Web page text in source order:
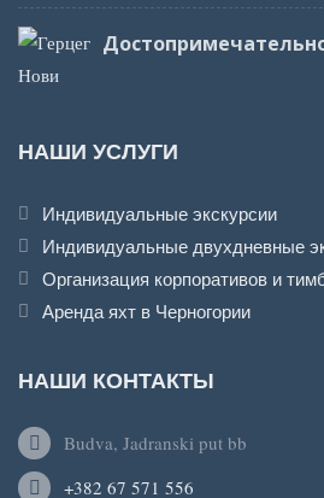
НАШИ УСЛУГИ
Индивидуальные экскурсии
Индивидуальные двухдневные
Организация корпоративов и
Аренда яхт в Черногории
НАШИ КОНТАКТЫ
Budva, Jadranski put bb
+382 67 571 556